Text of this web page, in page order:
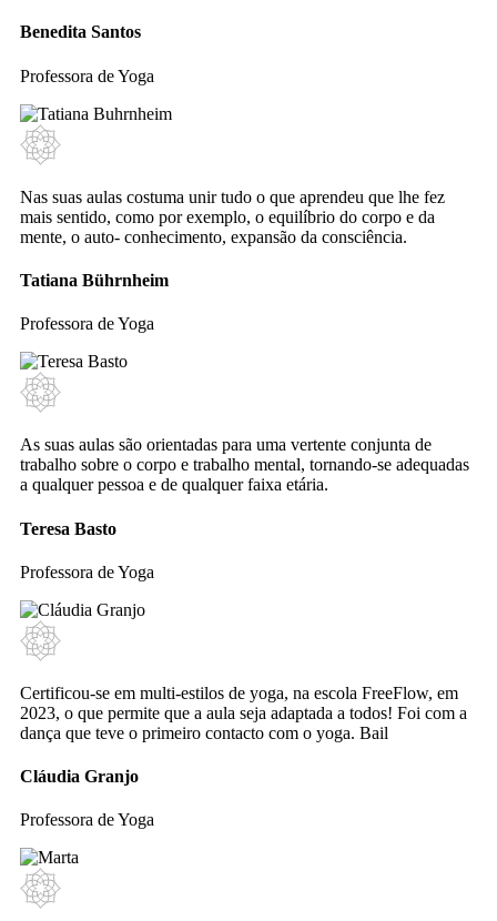
Benedita Santos
Professora de Yoga
Nas suas aulas costuma unir tudo o que aprendeu que lhe fez
mais sentido, como por exemplo, o equilíbrio do corpo e da
mente, o auto- conhecimento, expansão da consciência.
Tatiana Bührnheim
Professora de Yoga
As suas aulas são orientadas para uma vertente conjunta de
trabalho sobre o corpo e trabalho mental, tornando-se adequadas
a qualquer pessoa e de qualquer faixa etária.
Teresa Basto
Professora de Yoga
Certificou-se em multi-estilos de yoga, na escola FreeFlow, em
2023, o que permite que a aula seja adaptada a todos! Foi com a
dança que teve o primeiro contacto com o yoga. Bail
Cláudia Granjo
Professora de Yoga